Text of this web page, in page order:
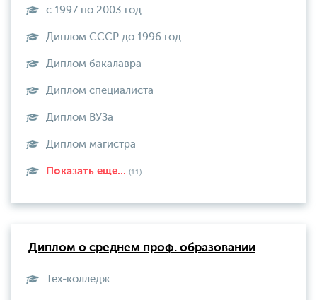
с 1997 по 2003 год
Диплом СССР до 1996 год
Диплом бакалавра
Диплом специалиста
Диплом ВУЗа
Диплом магистра
Показать еще... (11)
Диплом о среднем проф. образовании
Тех-колледж